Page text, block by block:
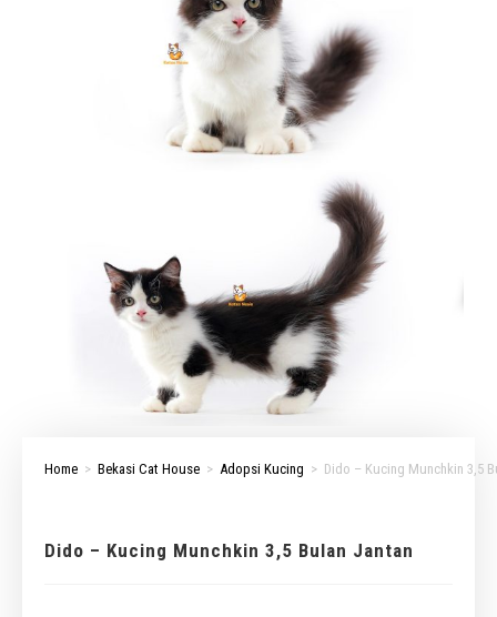
Home > Bekasi Cat House > Adopsi Kucing > Dido – Kucing Munchkin 3,5
Dido – Kucing Munchkin 3,5 Bulan Jantan